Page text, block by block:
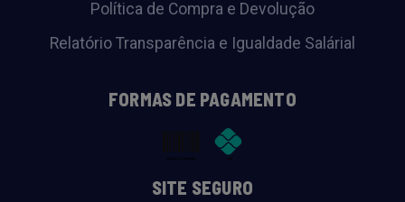
Política de Compra e Devolução
Relatório Transparência e Igualdade Salárial
FORMAS DE PAGAMENTO
SITE SEGURO